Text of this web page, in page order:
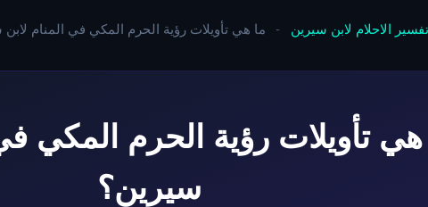
تفسير الاحلام لابن سيرين - ما هي تأويلات رؤية الحرم المكي في المنام
هي تأويلات رؤية الحرم المكي
سيرين؟